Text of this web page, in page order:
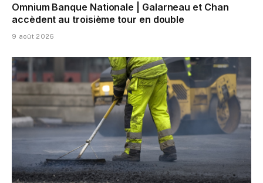
Omnium Banque Nationale | Galarneau et Chan
accèdent au troisième tour en double
9 août 2026